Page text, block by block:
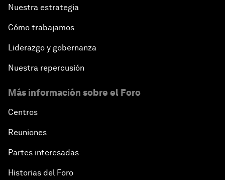
Nuestra estrategia
Cómo trabajamos
Liderazgo y gobernanza
Nuestra repercusión
Más información sobre el Foro
Centros
Reuniones
Partes interesadas
Historias del Foro